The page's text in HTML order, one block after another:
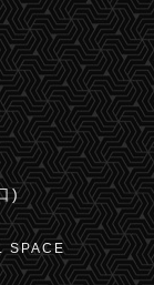
)
SPACE